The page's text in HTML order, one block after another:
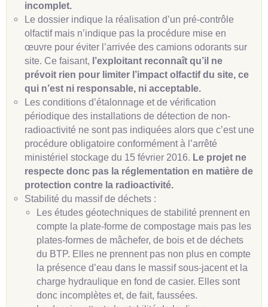
incomplet.
Le dossier indique la réalisation d’un pré-contrôle
olfactif mais n’indique pas la procédure mise en
œuvre pour éviter l’arrivée des camions odorants sur
site. Ce faisant, l’exploitant reconnaît qu’il ne
prévoit rien pour limiter l’impact olfactif du site, ce
qui n’est ni responsable, ni acceptable.
Les conditions d’étalonnage et de vérification
périodique des installations de détection de non-
radioactivité ne sont pas indiquées alors que c’est une
procédure obligatoire conformément à l’arrêté
ministériel stockage du 15 février 2016. Le projet ne
respecte donc pas la réglementation en matière de
protection contre la radioactivité.
Stabilité du massif de déchets :
Les études géotechniques de stabilité prennent en
compte la plate-forme de compostage mais pas les
plates-formes de mâchefer, de bois et de déchets
du BTP. Elles ne prennent pas non plus en compte
la présence d’eau dans le massif sous-jacent et la
charge hydraulique en fond de casier. Elles sont
donc incomplètes et, de fait, faussées.